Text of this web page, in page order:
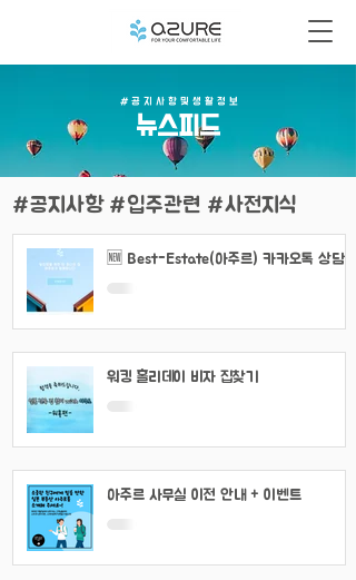
# 공 지 사 항 및 생 활 정 보
​뉴스피드
#공지사항 #입주관련 #사전지식
🆕 Best-Estate(아주르) 카카오톡 상담
워킹 홀리데이 비자 집찾기
아주르 사무실 이전 안내 + 이벤트